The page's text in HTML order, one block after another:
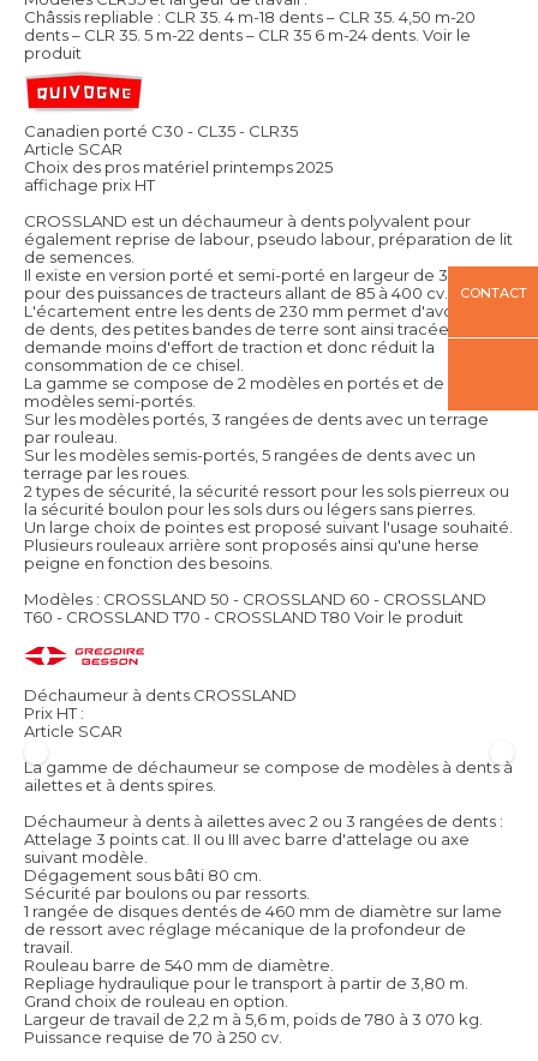
Châssis repliable : CLR 35. 4 m-18 dents – CLR 35. 4,50 m-20
dents – CLR 35. 5 m-22 dents – CLR 35 6 m-24 dents. Voir le
produit
Canadien porté C30 - CL35 - CLR35
Article SCAR
Choix des pros matériel printemps 2025
affichage prix HT
CROSSLAND est un déchaumeur à dents polyvalent pour
également reprise de labour, pseudo labour, préparation de lit
de semences.
Il existe en version porté et semi-porté en largeur de 3 m à 8 m
pour des puissances de tracteurs allant de 85 à 400 cv.
L'écartement entre les dents de 230 mm permet d'avoir plus
de dents, des petites bandes de terre sont ainsi tracée ce qui
demande moins d'effort de traction et donc réduit la
consommation de ce chisel.
La gamme se compose de 2 modèles en portés et de 3
modèles semi-portés.
Sur les modèles portés, 3 rangées de dents avec un terrage
par rouleau.
Sur les modèles semis-portés, 5 rangées de dents avec un
terrage par les roues.
2 types de sécurité, la sécurité ressort pour les sols pierreux ou
la sécurité boulon pour les sols durs ou légers sans pierres.
Un large choix de pointes est proposé suivant l'usage souhaité.
Plusieurs rouleaux arrière sont proposés ainsi qu'une herse
peigne en fonction des besoins.
Modèles : CROSSLAND 50 - CROSSLAND 60 - CROSSLAND
T60 - CROSSLAND T70 - CROSSLAND T80 Voir le produit
Déchaumeur à dents CROSSLAND
Prix HT :
Article SCAR
La gamme de déchaumeur se compose de modèles à dents à
ailettes et à dents spires.
Déchaumeur à dents à ailettes avec 2 ou 3 rangées de dents :
Attelage 3 points cat. II ou III avec barre d'attelage ou axe
suivant modèle.
Dégagement sous bâti 80 cm.
Sécurité par boulons ou par ressorts.
1 rangée de disques dentés de 460 mm de diamètre sur lame
de ressort avec réglage mécanique de la profondeur de
travail.
Rouleau barre de 540 mm de diamètre.
Repliage hydraulique pour le transport à partir de 3,80 m.
Grand choix de rouleau en option.
Largeur de travail de 2,2 m à 5,6 m, poids de 780 à 3 070 kg.
Puissance requise de 70 à 250 cv.
CONTACT